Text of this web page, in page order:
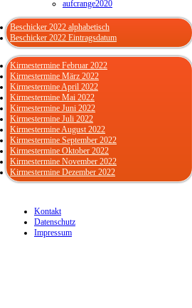
aufcrange2020
Beschicker 2022 alphabetisch
Beschicker 2022 Eintragsdatum
Kirmestermine Februar 2022
Kirmestermine März 2022
Kirmestermine April 2022
Kirmestermine Mai 2022
Kirmestermine Juni 2022
Kirmestermine Juli 2022
Kirmestermine August 2022
Kirmestermine September 2022
Kirmestermine Oktober 2022
Kirmestermine November 2022
Kirmestermine Dezember 2022
Kontakt
Datenschutz
Impressum